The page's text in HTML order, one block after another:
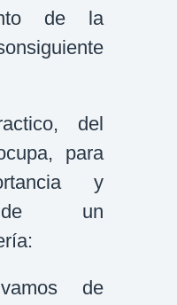
de la
del
para
y
de un
de